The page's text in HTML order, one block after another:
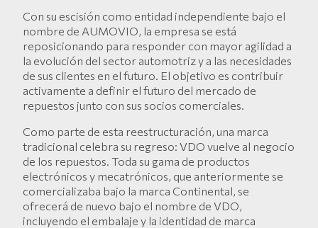
Con su escisión como entidad independiente bajo el
nombre de AUMOVIO, la empresa se está
reposicionando para responder con mayor agilidad a
la evolución del sector automotriz y a las necesidades
de sus clientes en el futuro. El objetivo es contribuir
activamente a definir el futuro del mercado de
repuestos junto con sus socios comerciales.
Como parte de esta reestructuración, una marca
tradicional celebra su regreso: VDO vuelve al negocio
de los repuestos. Toda su gama de productos
electrónicos y mecatrónicos, que anteriormente se
comercializaba bajo la marca Continental, se
ofrecerá de nuevo bajo el nombre de VDO,
incluyendo el embalaje y la identidad de marca